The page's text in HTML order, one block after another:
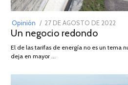
Opinión
POSTED
ON
27 DE AGOSTO DE 2022
DE
Un negocio redondo
El de las tarifas de energía no es un tema
deja en mayor …